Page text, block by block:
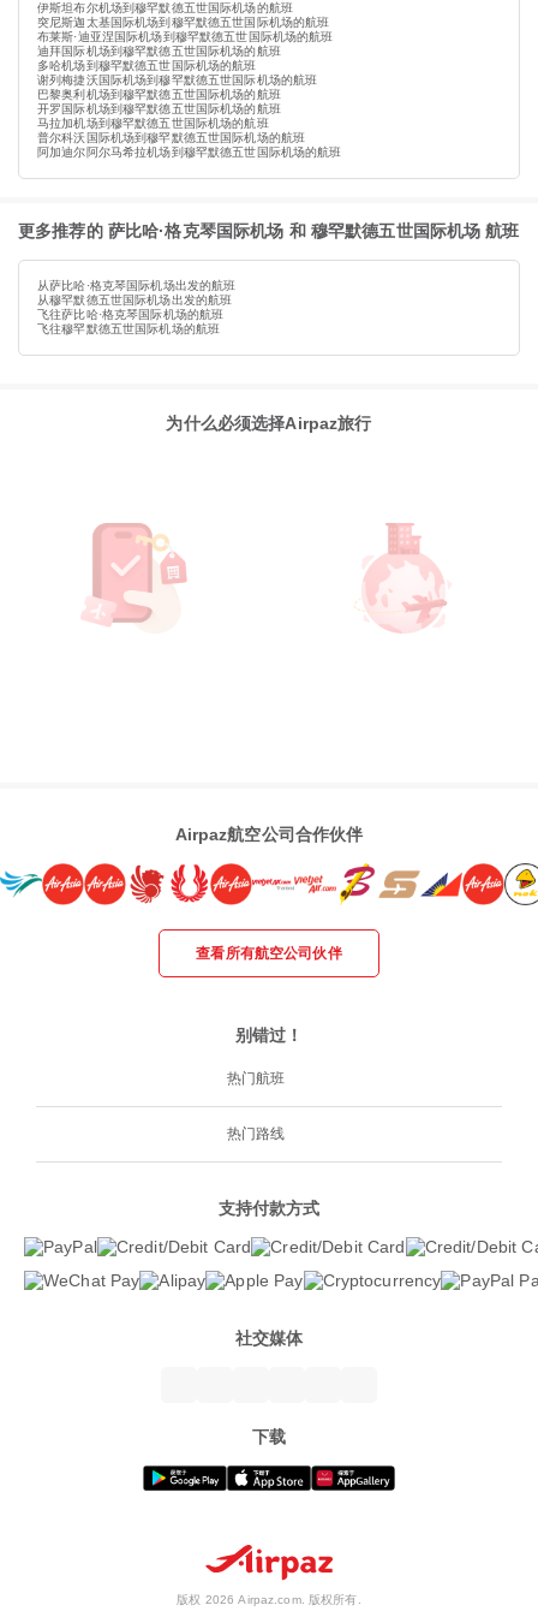
伊斯坦布尔机场到穆罕默德五世国际机场的航班
突尼斯迦太基国际机场到穆罕默德五世国际机场的航班
布莱斯·迪亚涅国际机场到穆罕默德五世国际机场的航班
迪拜国际机场到穆罕默德五世国际机场的航班
多哈机场到穆罕默德五世国际机场的航班
谢列梅捷沃国际机场到穆罕默德五世国际机场的航班
巴黎奥利机场到穆罕默德五世国际机场的航班
开罗国际机场到穆罕默德五世国际机场的航班
马拉加机场到穆罕默德五世国际机场的航班
普尔科沃国际机场到穆罕默德五世国际机场的航班
阿加迪尔阿尔马希拉机场到穆罕默德五世国际机场的航班
更多推荐的 萨比哈·格克琴国际机场 和 穆罕默德五世国际机场 航班
从萨比哈·格克琴国际机场出发的航班
从穆罕默德五世国际机场出发的航班
飞往萨比哈·格克琴国际机场的航班
飞往穆罕默德五世国际机场的航班
为什么必须选择Airpaz旅行
Airpaz航空公司合作伙伴
查看所有航空公司伙伴
别错过！
热门航班
热门路线
支持付款方式
社交媒体
下载
版权 2026 Airpaz.com. 版权所有.